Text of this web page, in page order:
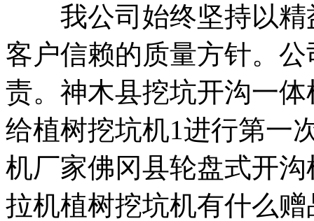
我公司始终坚持以精
客户信赖的质量方针。
责。神木县挖坑开沟一
给植树挖坑机1进行第一
机厂家佛冈县轮盘式开
拉机植树挖坑机有什么